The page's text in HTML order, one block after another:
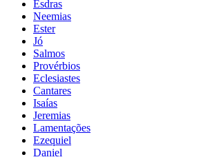
Esdras
Neemias
Ester
Jó
Salmos
Provérbios
Eclesiastes
Cantares
Isaías
Jeremias
Lamentações
Ezequiel
Daniel